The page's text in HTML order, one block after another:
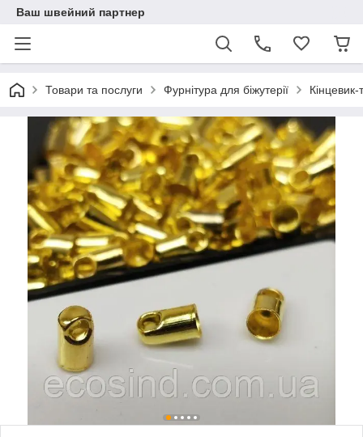
Ваш швейний партнер
Товари та послуги Фурнітура для біжутерії